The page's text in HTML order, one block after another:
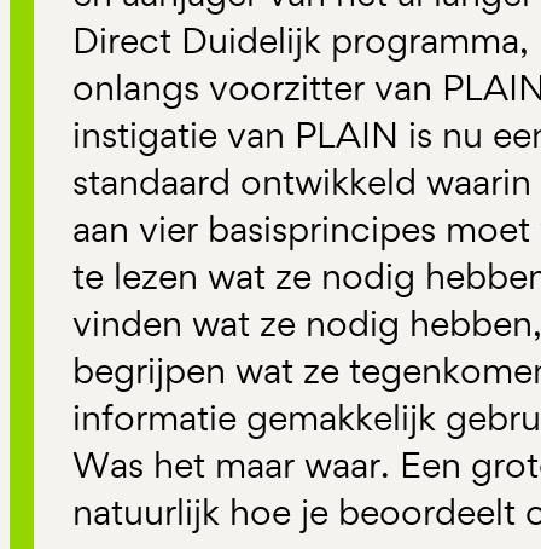
Direct Duidelijk
onlangs voorzitter van
instigatie van PLAIN is nu
standaard ontwikkeld
aan vier basisprincipes
te lezen wat ze nodig
vinden wat ze nodig
begrijpen wat ze
informatie gemakkelijk
Was het maar waar. Een
natuurlijk hoe je beoordeelt